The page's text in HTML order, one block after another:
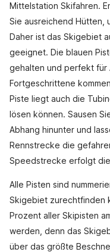
Mittelstation Skifahren.
Sie ausreichend Hütten,
Daher ist das Skigebiet
geeignet. Die blauen
gehalten und perfekt für
Fortgeschrittene
Piste liegt auch die
lösen können. Sausen
Abhang hinunter und
Rennstrecke die
Speedstrecke erfolgt
Alle Pisten sind
Skigebiet zurechtfinden
Prozent aller Skipisten
werden, denn das
über das größte